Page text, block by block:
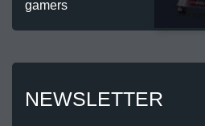
gamers
NEWSLETTER